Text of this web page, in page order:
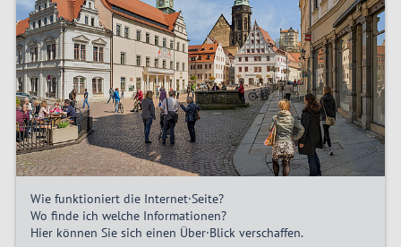
Wie funktioniert die Internet·Seite?
Wo finde ich welche Informationen?
Hier können Sie sich einen Über·Blick verschaffen.